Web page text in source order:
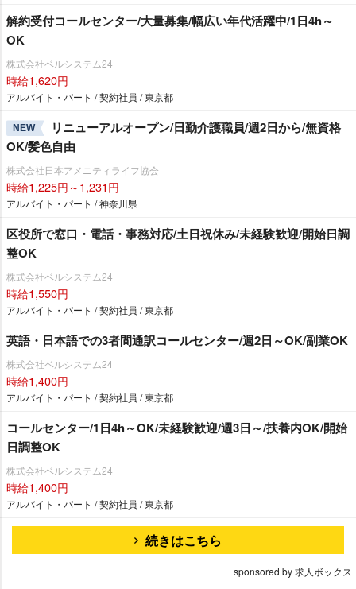
解約受付コールセンター/大量募集/幅広い年代活躍中/1日4h～
OK
株式会社ベルシステム24
時給1,620円
アルバイト・パート / 契約社員 / 東京都
NEW
リニューアルオープン/日勤介護職員/週2日から/無資格
OK/髪色自由
株式会社日本アメニティライフ協会
時給1,225円～1,231円
アルバイト・パート / 神奈川県
区役所で窓口・電話・事務対応/土日祝休み/未経験歓迎/開始日調
整OK
株式会社ベルシステム24
時給1,550円
アルバイト・パート / 契約社員 / 東京都
英語・日本語での3者間通訳コールセンター/週2日～OK/副業OK
株式会社ベルシステム24
時給1,400円
アルバイト・パート / 契約社員 / 東京都
コールセンター/1日4h～OK/未経験歓迎/週3日～/扶養内OK/開始
日調整OK
株式会社ベルシステム24
時給1,400円
アルバイト・パート / 契約社員 / 東京都
続きはこちら
sponsored by 求人ボックス